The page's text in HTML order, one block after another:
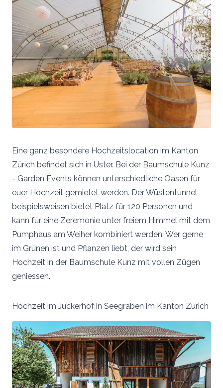
Eine ganz besondere Hochzeitslocation im Kanton
Zürich befindet sich in Uster. Bei der Baumschule Kunz
- Garden Events können unterschiedliche Oasen für
euer Hochzeit gemietet werden. Der Wüstentunnel
beispielsweisen bietet Platz für 120 Personen und
kann für eine Zeremonie unter freiem Himmel mit dem
Pumphaus am Weiher kombiniert werden. Wer gerne
im Grünen ist und Pflanzen liebt, der wird sein
Hochzeit in der Baumschule Kunz mit vollen Zügen
geniessen.
Hochzeit im Juckerhof in Seegräben im Kanton Zürich